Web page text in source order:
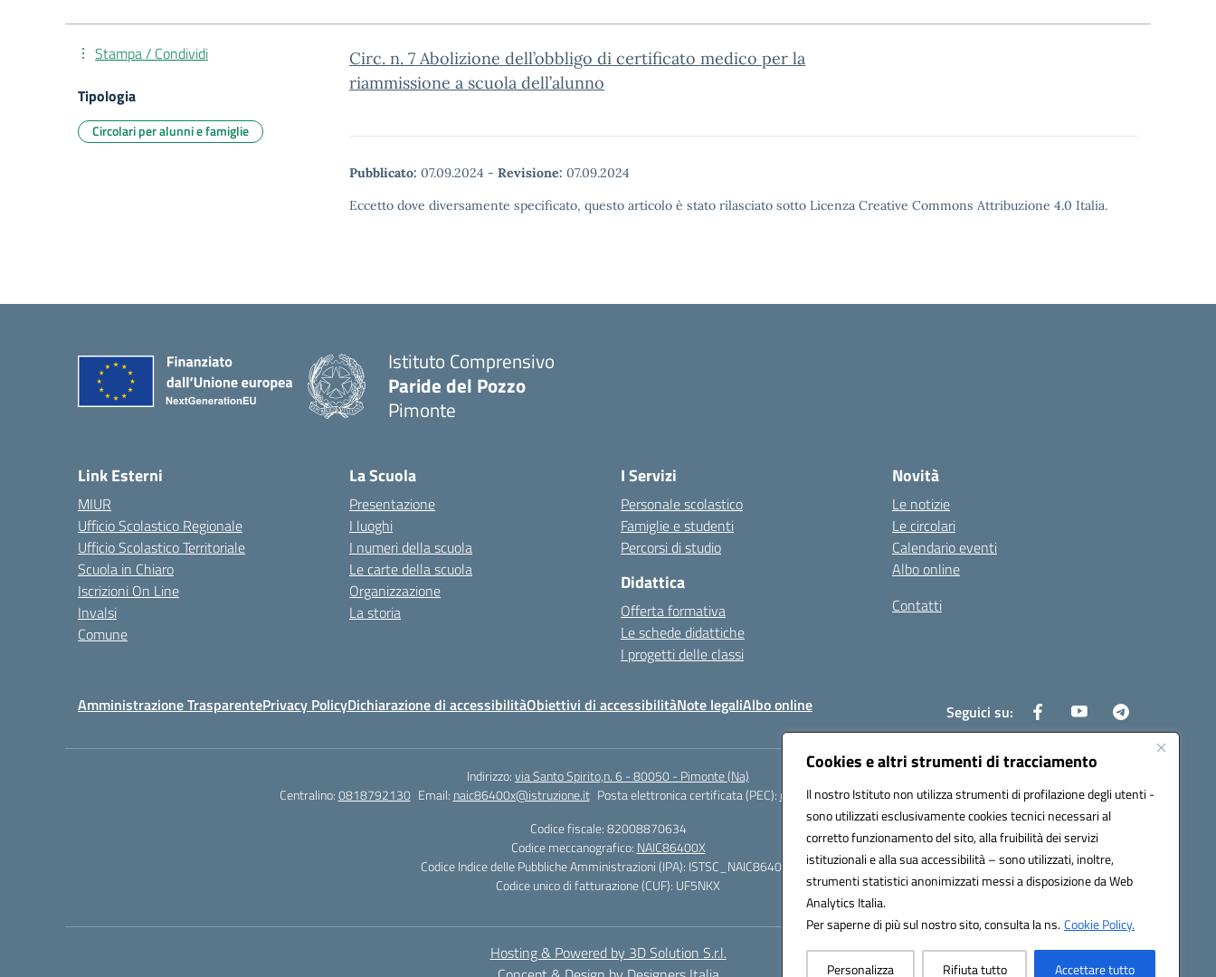
Cookies e altri strumenti di tracciamento
Il nostro Istituto non utilizza strumenti di profilazione degli utenti -
sono utilizzati esclusivamente cookies tecnici necessari al
corretto funzionamento del sito, alla fruibilità dei servizi
istituzionali e alla sua accessibilità – sono utilizzati, inoltre,
strumenti statistici anonimizzati messi a disposizione da Web
Analytics Italia.
Per saperne di più sul nostro sito, consulta la ns.Cookie Policy.
Personalizza Rifiuta tutto Accettare tutto
Circ. n. 7 Abolizione dell’obbligo di certificato medico per la
riammissione a scuola dell’alunno
Pubblicato: 07.09.2024 - Revisione: 07.09.2024
Eccetto dove diversamente specificato, questo articolo è stato rilasciato sotto Licenza Creative Commons Attribuzione 4.0 Italia.
Stampa / Condividi
Tipologia
Circolari per alunni e famiglie
Istituto Comprensivo
Paride del Pozzo
Pimonte
Link Esterni
MIUR
Ufficio Scolastico Regionale
Ufficio Scolastico Territoriale
Scuola in Chiaro
Iscrizioni On Line
Invalsi
Comune
La Scuola
Presentazione
I luoghi
I numeri della scuola
Le carte della scuola
Organizzazione
La storia
I Servizi
Personale scolastico
Famiglie e studenti
Percorsi di studio
Didattica
Offerta formativa
Le schede didattiche
I progetti delle classi
Novità
Le notizie
Le circolari
Calendario eventi
Albo online
Contatti
Amministrazione TrasparentePrivacy PolicyDichiarazione di accessibilitàObiettivi di accessibilitàNote legaliAlbo online Seguici su:
Indirizzo:via Santo Spirito,n. 6 - 80050 - Pimonte (Na)
Centralino:0818792130 Email: naic86400x@istruzione.it Posta elettronica certificata (PEC): naic86400x@pec.istruzione.it
Codice fiscale: 82008870634
Codice meccanografico: NAIC86400X
Codice Indice delle Pubbliche Amministrazioni (IPA): ISTSC_NAIC86400X
Codice unico di fatturazione (CUF): UF5NKX
Hosting & Powered by 3D Solution S.r.l.